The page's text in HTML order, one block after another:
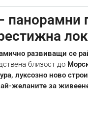
панорамни
развиващи се
близост до
луксозно ново
желаните за
"Св. Св.